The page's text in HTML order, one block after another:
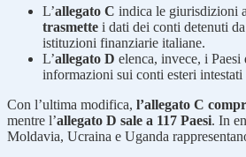
L’allegato C indica le giurisdizioni
trasmette i dati dei conti detenuti
istituzioni finanziarie italiane.
L’allegato D elenca, invece, i Paesi
informazioni sui conti esteri
Con l’ultima modifica, l’allegato C
mentre l’allegato D sale a 117 Paesi. In
Moldavia, Ucraina e Uganda